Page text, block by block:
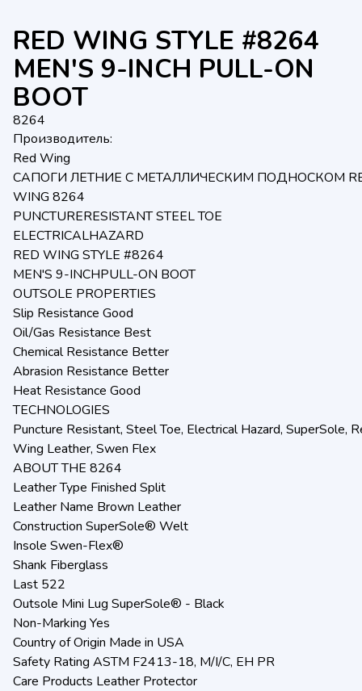
RED WING STYLE #8264
MEN'S 9-INCH PULL-ON
BOOT
8264
Производитель:
Red Wing
САПОГИ ЛЕТНИЕ С МЕТАЛЛИЧЕСКИМ ПОДНОСКОМ
WING 8264
PUNCTURERESISTANT STEEL TOE
ELECTRICALHAZARD
RED WING STYLE #8264
MEN'S 9-INCHPULL-ON BOOT
OUTSOLE PROPERTIES
Slip Resistance Good
Oil/Gas Resistance Best
Chemical Resistance Better
Abrasion Resistance Better
Heat Resistance Good
TECHNOLOGIES
Puncture Resistant, Steel Toe, Electrical Hazard, SuperSole,
Wing Leather, Swen Flex
ABOUT THE 8264
Leather Type Finished Split
Leather Name Brown Leather
Construction SuperSole® Welt
Insole Swen-Flex®
Shank Fiberglass
Last 522
Outsole Mini Lug SuperSole® - Black
Non-Marking Yes
Country of Origin Made in USA
Safety Rating ASTM F2413-18, M/I/C, EH PR
Care Products Leather Protector